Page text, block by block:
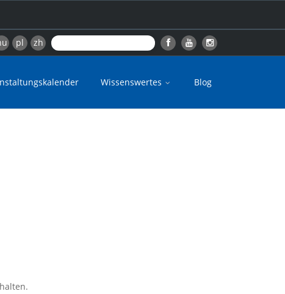
pl zh
Wissenswertes Blog